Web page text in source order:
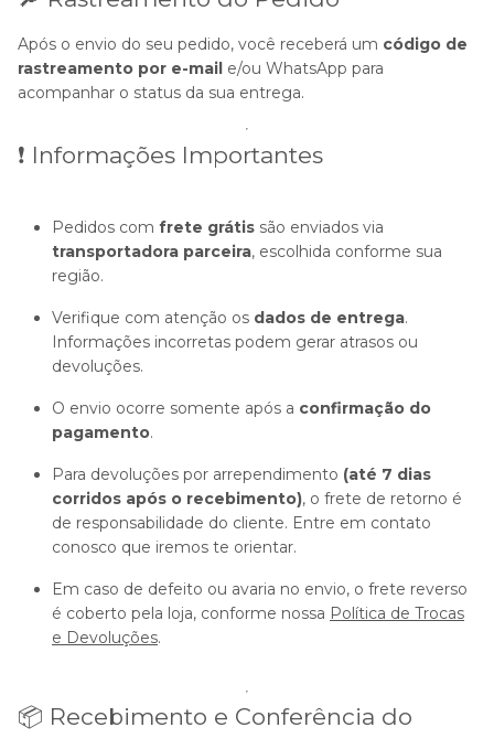
Após o envio do seu pedido, você receberá um código de
rastreamento por e-mail e/ou WhatsApp para
acompanhar o status da sua entrega.
❗ Informações Importantes
Pedidos com frete grátis são enviados via
transportadora parceira, escolhida conforme sua
região.
Verifique com atenção os dados de entrega.
Informações incorretas podem gerar atrasos ou
devoluções.
O envio ocorre somente após a confirmação do
pagamento.
Para devoluções por arrependimento (até 7 dias
corridos após o recebimento), o frete de retorno é
de responsabilidade do cliente. Entre em contato
conosco que iremos te orientar.
Em caso de defeito ou avaria no envio, o frete reverso
é coberto pela loja, conforme nossa Política de Trocas
e Devoluções.
📦 Recebimento e Conferência do